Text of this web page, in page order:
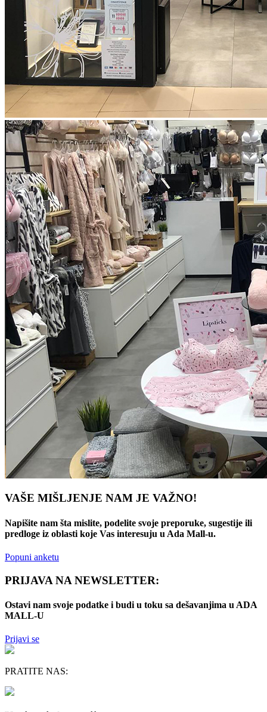
VAŠE MIŠLJENJE NAM JE VAŽNO!
Napišite nam šta mislite, podelite svoje preporuke, sugestije ili
predloge iz oblasti koje Vas interesuju u Ada Mall-u.
Popuni anketu
PRIJAVA NA NEWSLETTER:
Ostavi nam svoje podatke i budi u toku sa dešavanjima u ADA
MALL-U
Prijavi se
PRATITE NAS: